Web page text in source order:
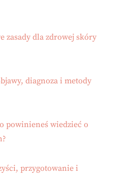
zasady dla zdrowej skóry
diagnoza i metody
powinieneś wiedzieć o
przygotowanie i